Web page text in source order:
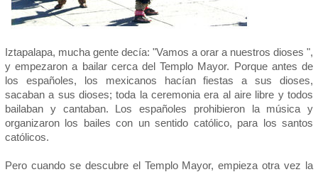
Iztapalapa, mucha gente decía: "Vamos a orar a nuestros dioses ",
y empezaron a bailar cerca del Templo Mayor. Porque antes de
los españoles, los mexicanos hacían fiestas a sus dioses,
sacaban a sus dioses; toda la ceremonia era al aire libre y todos
bailaban y cantaban. Los españoles prohibieron la música y
organizaron los bailes con un sentido católico, para los santos
católicos.
Pero cuando se descubre el Templo Mayor, empieza otra vez la